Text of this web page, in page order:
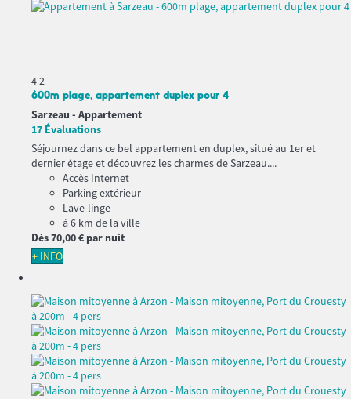
42
600m plage, appartement duplex pour 4
Sarzeau - Appartement
17 Évaluations
Séjournez dans ce bel appartement en duplex, situé au 1er et
dernier étage et découvrez les charmes de Sarzeau....
Accès Internet
Parking extérieur
Lave-linge
à 6 km de la ville
Dès70,00 € par nuit
+ INFO